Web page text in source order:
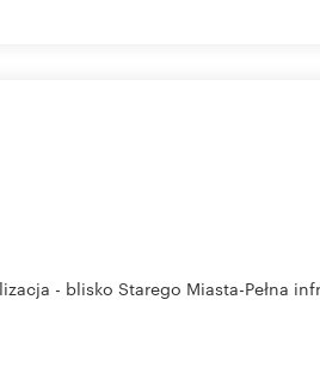
- blisko Starego Miasta-Pełna